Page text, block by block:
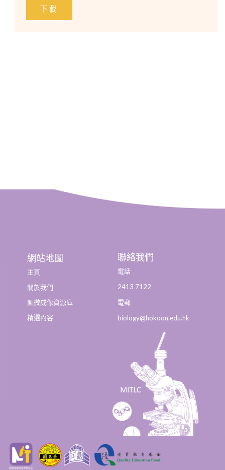
下載
網站地圖
主頁
關於我們
顯微成像資源庫
精選內容
聯絡我們
電話
2413 7122
電郵
biology@hokoon.edu.hk​